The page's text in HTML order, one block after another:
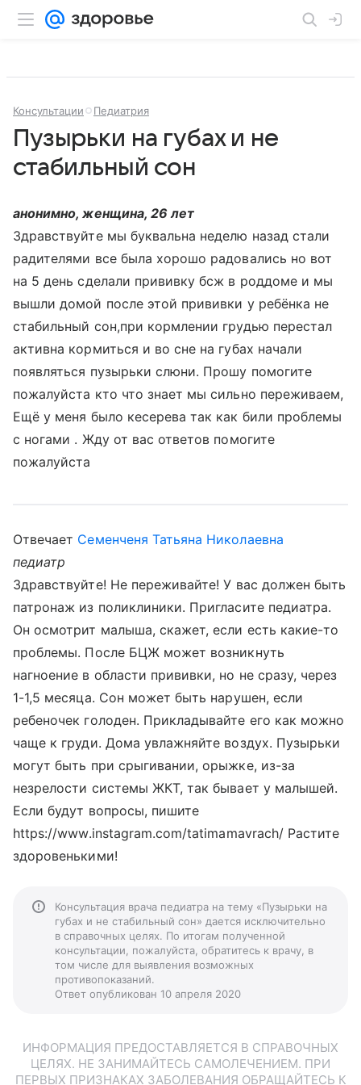
Консультации Педиатрия
Пузырьки на губах и не
стабильный сон
анонимно, женщина, 26 лет
Здравствуйте мы буквальна неделю назад стали
радителями все была хорошо радовались но вот
на 5 день сделали прививку бсж в роддоме и мы
вышли домой после этой прививки у ребёнка не
стабильный сон,при кормлении грудью перестал
активна кормиться и во сне на губах начали
появляться пузырьки слюни. Прошу помогите
пожалуйста кто что знает мы сильно переживаем,
Ещё у меня было кесерева так как били проблемы
с ногами . Жду от вас ответов помогите
пожалуйста
Отвечает Семенченя Татьяна Николаевна
педиатр
Здравствуйте! Не переживайте! У вас должен быть
патронаж из поликлиники. Пригласите педиатра.
Он осмотрит малыша, скажет, если есть какие-то
проблемы. После БЦЖ может возникнуть
нагноение в области прививки, но не сразу, через
1-1,5 месяца. Сон может быть нарушен, если
ребеночек голоден. Прикладывайте его как можно
чаще к груди. Дома увлажняйте воздух. Пузырьки
могут быть при срыгивании, орыжке, из-за
незрелости системы ЖКТ, так бывает у малышей.
Если будут вопросы, пишите
https://www.instagram.com/tatimamavrach/ Растите
здоровенькими!
Консультация врача педиатра на тему «Пузырьки на
губах и не стабильный сон» дается исключительно
в справочных целях. По итогам полученной
консультации, пожалуйста, обратитесь к врачу, в
том числе для выявления возможных
противопоказаний.
Ответ опубликован 10 апреля 2020
ИНФОРМАЦИЯ ПРЕДОСТАВЛЯЕТСЯ В СПРАВОЧНЫХ
ЦЕЛЯХ. НЕ ЗАНИМАЙТЕСЬ САМОЛЕЧЕНИЕМ. ПРИ
ПЕРВЫХ ПРИЗНАКАХ ЗАБОЛЕВАНИЯ ОБРАЩАЙТЕСЬ К